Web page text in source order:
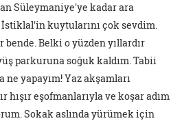
Süleymaniye'ye kadar ara
kuytularını çok sevdim.
Belki o yüzden yıllardır
parkuruna soğuk kaldım. Tabii
yapayım! Yaz akşamları
hışır eşofmanlarıyla ve koşar adım
Sokak aslında yürümek için